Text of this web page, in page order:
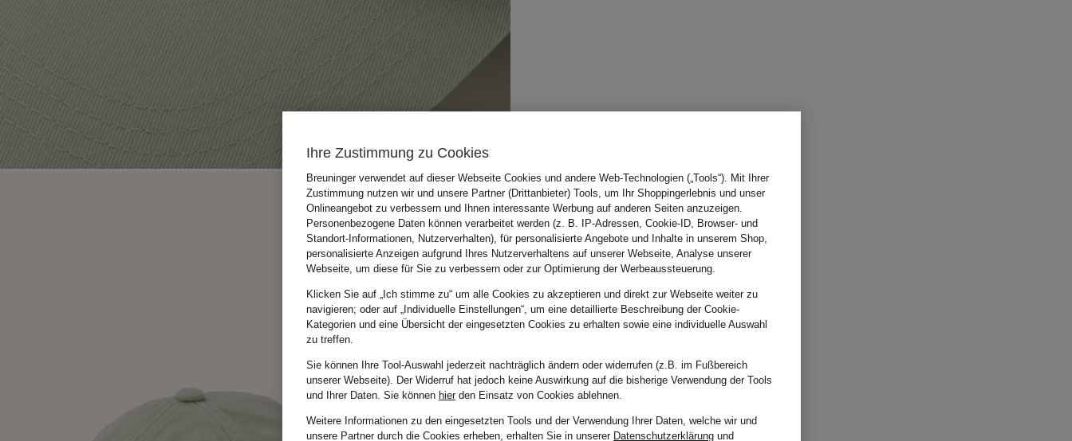
Ihre Zustimmung zu Cookies
Breuninger verwendet auf dieser Webseite Cookies und andere Web-Technologien („Tools“). Mit Ihrer
Zustimmung nutzen wir und unsere Partner (Drittanbieter) Tools, um Ihr Shoppingerlebnis und unser
Onlineangebot zu verbessern und Ihnen interessante Werbung auf anderen Seiten anzuzeigen.
Personenbezogene Daten können verarbeitet werden (z. B. IP-Adressen, Cookie-ID, Browser- und
Standort-Informationen, Nutzerverhalten), für personalisierte Angebote und Inhalte in unserem Shop,
personalisierte Anzeigen aufgrund Ihres Nutzerverhaltens auf unserer Webseite, Analyse unserer
Webseite, um diese für Sie zu verbessern oder zur Optimierung der Werbeaussteuerung.
Klicken Sie auf „Ich stimme zu“ um alle Cookies zu akzeptieren und direkt zur Webseite weiter zu
navigieren; oder auf „Individuelle Einstellungen“, um eine detaillierte Beschreibung der Cookie-
Kategorien und eine Übersicht der eingesetzten Cookies zu erhalten sowie eine individuelle Auswahl
zu treffen.
Sie können Ihre Tool-Auswahl jederzeit nachträglich ändern oder widerrufen (z.B. im Fußbereich
unserer Webseite). Der Widerruf hat jedoch keine Auswirkung auf die bisherige Verwendung der Tools
und Ihrer Daten. Sie können hierden Einsatz von Cookies ablehnen.
Weitere Informationen zu den eingesetzten Tools und der Verwendung Ihrer Daten, welche wir und
unsere Partner durch die Cookies erheben, erhalten Sie in unserer Datenschutzerklärung und